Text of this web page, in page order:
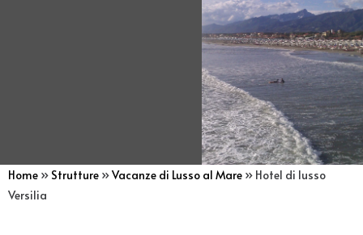
Home » Strutture »Vacanze di Lusso al Mare » Hotel di lusso
Versilia